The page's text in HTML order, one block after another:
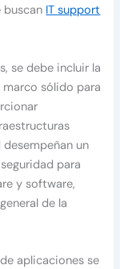
buscan IT support
se debe incluir la
sólido para
un
para
y software,
de la
aplicaciones se